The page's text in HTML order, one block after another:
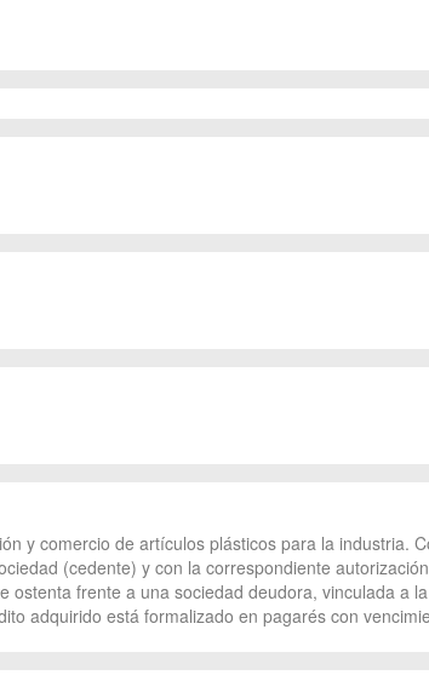
y comercio de artículos plásticos para la industria.
(cedente) y con la correspondiente
frente a una sociedad deudora, vinculada a
adquirido está formalizado en pagarés con